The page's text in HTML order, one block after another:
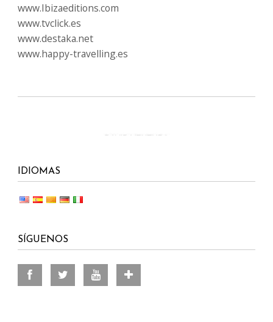
www.Ibizaeditions.com
www.tvclick.es
www.destaka.net
www.happy-travelling.es
IDIOMAS
SÍGUENOS